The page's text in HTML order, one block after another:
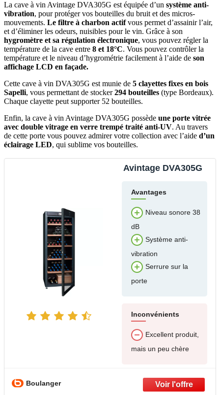
La cave à vin Avintage DVA305G est équipée d’un système anti-
vibration, pour protéger vos bouteilles du bruit et des micros-
mouvements. Le filtre à charbon actifvous permet d’assainir l’air,
et d’éliminer les odeurs, nuisibles pour le vin. Grâce à son
hygromètre et sa régulation électronique, vous pouvez régler la
température de la cave entre 8 et 18°C. Vous pouvez contrôler la
température et le niveau d’hygrométrie facilement à l’aide de son
affichage LCD en façade.
Cette cave à vin DVA305G est munie de 5 clayettes fixes en bois
Sapelli, vous permettant de stocker294 bouteilles (type Bordeaux).
Chaque clayette peut supporter 52 bouteilles.
Enfin, la cave à vin Avintage DVA305G possède une porte vitrée
avec double vitrage en verre trempé traité anti-UV. Au travers
de cette porte vous pouvez admirer votre collection avec l’aide d’un
éclairage LED, qui sublime vos bouteilles.
Avintage DVA305G
Avantages
Niveau sonore 38
dB
Système anti-
vibration
Serrure sur la
porte
Inconvénients
Excellent produit,
mais un peu chère
Boulanger